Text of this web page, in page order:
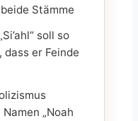
Stämme
soll so
dass er Feinde
„Noah